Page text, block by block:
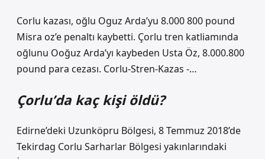
Corlu kazası, oğlu Oguz Arda’yu 8.000 800 pound
Misra oz’e penaltı kaybetti. Çorlu tren katliamında
oğlunu Ooğuz Arda’yı kaybeden Usta Öz, 8.000.800
pound para cezası. Corlu-Stren-Kazas -…
Çorlu’da kaç kişi öldü?
Edirne’deki Uzunköpru Bölgesi, 8 Temmuz 2018’de
Tekirdag Corlu Sarharlar Bölgesi yakınlarındaki